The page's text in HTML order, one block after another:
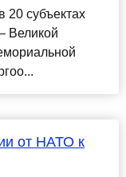
20 субъектах
Великой
от НАТО к